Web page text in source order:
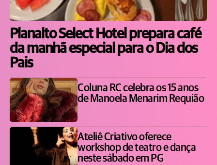
Planalto Select Hotel prepara café
da manhã especial para o Dia dos
Pais
Coluna RC celebra os 15 anos
de Manoela Menarim Requião
Ateliê Criativo oferece
workshop de teatro e dança
neste sábado em PG